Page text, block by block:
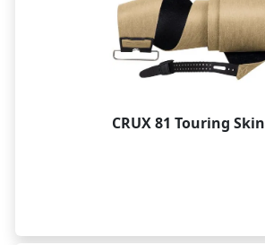
CRUX 81 Touring